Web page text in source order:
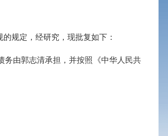
规定，经研究，现批复如下：
由郭志清承担，并按照《中华人民共